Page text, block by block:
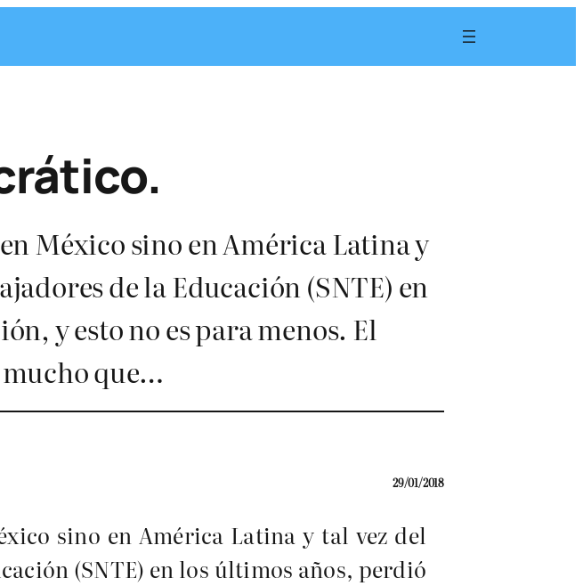
México sino en América Latina y
de la Educación (SNTE) en
y esto no es para menos. El
que…
29/01/2018
sino en América Latina y tal vez del
(SNTE) en los últimos años, perdió